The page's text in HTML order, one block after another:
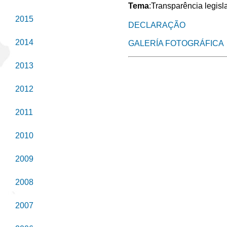
2015
2014
2013
2012
2011
2010
2009
2008
2007
Tema:Transparência
DECLARAÇÃO
GALERÍA FOTOGRÁFICA